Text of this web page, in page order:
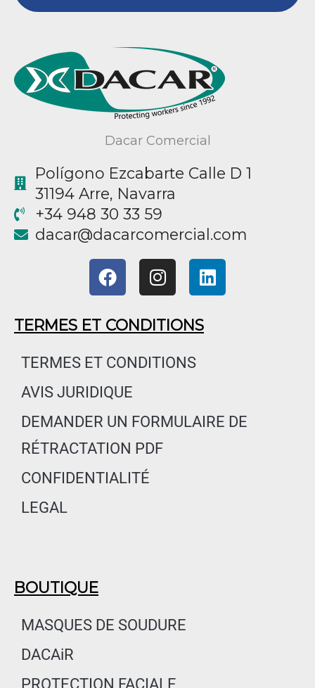
Dacar Comercial
Polígono Ezcabarte Calle D 1
31194 Arre, Navarra
+34 948 30 33 59
moc.laicremocracad
@racad
F
a
e
b
o
k
I
n
t
a
g
m
L
i
TERMES ET CONDITIONS
TERMES ET CONDITIONS
AVIS JURIDIQUE
DEMANDER UN FORMULAIRE DE
RÉTRACTATION PDF
CONFIDENTIALITÉ
LEGAL
BOUTIQUE
MASQUES DE SOUDURE
DACAiR
PROTECTION FACIALE